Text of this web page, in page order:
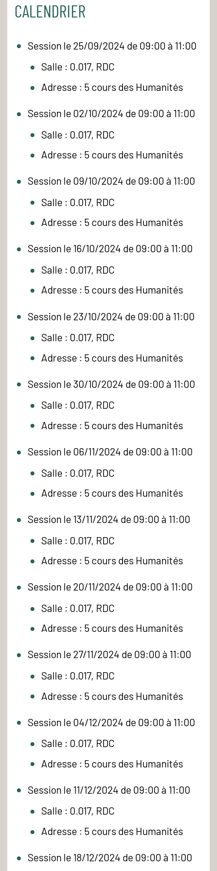
CALENDRIER
Session le 25/09/2024 de 09:00 à 11:00
Salle : 0.017, RDC
Adresse : 5 cours des Humanités
Session le 02/10/2024 de 09:00 à 11:00
Salle : 0.017, RDC
Adresse : 5 cours des Humanités
Session le 09/10/2024 de 09:00 à 11:00
Salle : 0.017, RDC
Adresse : 5 cours des Humanités
Session le 16/10/2024 de 09:00 à 11:00
Salle : 0.017, RDC
Adresse : 5 cours des Humanités
Session le 23/10/2024 de 09:00 à 11:00
Salle : 0.017, RDC
Adresse : 5 cours des Humanités
Session le 30/10/2024 de 09:00 à 11:00
Salle : 0.017, RDC
Adresse : 5 cours des Humanités
Session le 06/11/2024 de 09:00 à 11:00
Salle : 0.017, RDC
Adresse : 5 cours des Humanités
Session le 13/11/2024 de 09:00 à 11:00
Salle : 0.017, RDC
Adresse : 5 cours des Humanités
Session le 20/11/2024 de 09:00 à 11:00
Salle : 0.017, RDC
Adresse : 5 cours des Humanités
Session le 27/11/2024 de 09:00 à 11:00
Salle : 0.017, RDC
Adresse : 5 cours des Humanités
Session le 04/12/2024 de 09:00 à 11:00
Salle : 0.017, RDC
Adresse : 5 cours des Humanités
Session le 11/12/2024 de 09:00 à 11:00
Salle : 0.017, RDC
Adresse : 5 cours des Humanités
Session le 18/12/2024 de 09:00 à 11:00